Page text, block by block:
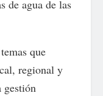
de agua de las
que
regional y
gestión